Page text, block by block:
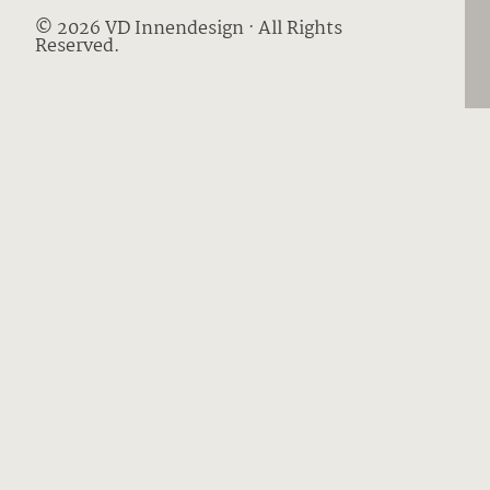
© 2026 VD Innendesign · All Rights
Reserved.